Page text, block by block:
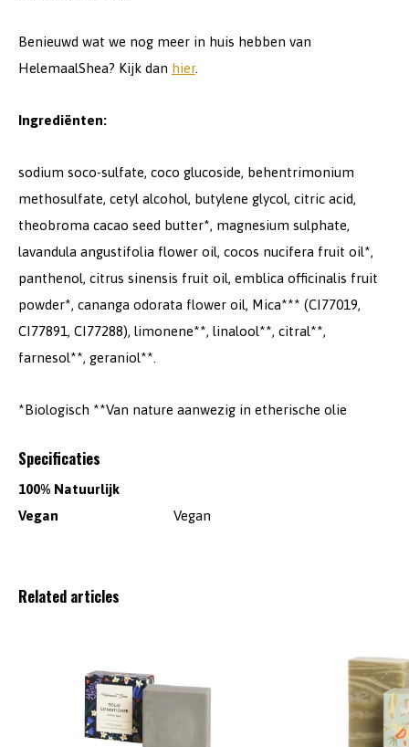
Benieuwd wat we nog meer in huis hebben van
HelemaalShea? Kijk dan hier.
Ingrediënten:
sodium soco-sulfate, coco glucoside, behentrimonium
methosulfate, cetyl alcohol, butylene glycol, citric acid,
theobroma cacao seed butter*, magnesium sulphate,
lavandula angustifolia flower oil, cocos nucifera fruit oil*,
panthenol, citrus sinensis fruit oil, emblica officinalis fruit
powder*, cananga odorata flower oil, Mica*** (CI77019,
CI77891, CI77288), limonene**, linalool**, citral**,
farnesol**, geraniol**.
*Biologisch **Van nature aanwezig in etherische olie
Specificaties
100% Natuurlijk
Vegan
Vegan
Related articles